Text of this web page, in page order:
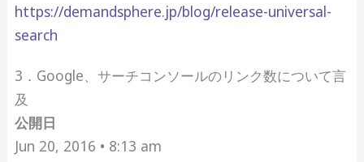
https://demandsphere.jp/blog/release-universal-
search
3．Google、サーチコンソールのリンク数について言
及
公開日
Jun 20, 2016 • 8:13 am